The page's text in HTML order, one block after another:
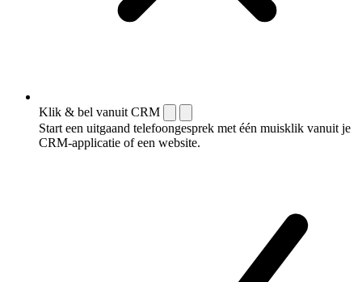
Klik & bel vanuit CRM
Start een uitgaand telefoongesprek met één muisklik vanuit je
CRM-applicatie of een website.